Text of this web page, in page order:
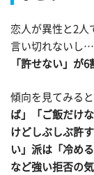
恋人が異性と2人
言い切れないし
「許せない」が
傾向を見てみると
ば」「ご飯だけ
けどしぶしぶ許
い」派は「冷め
など強い拒否の